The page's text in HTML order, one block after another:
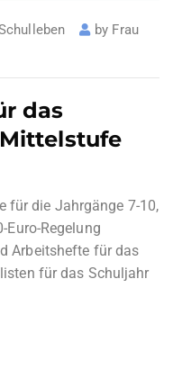
by Frau
das
für die Jahrgänge 7-10,
Regelung
Arbeitshefte für das
für das Schuljahr